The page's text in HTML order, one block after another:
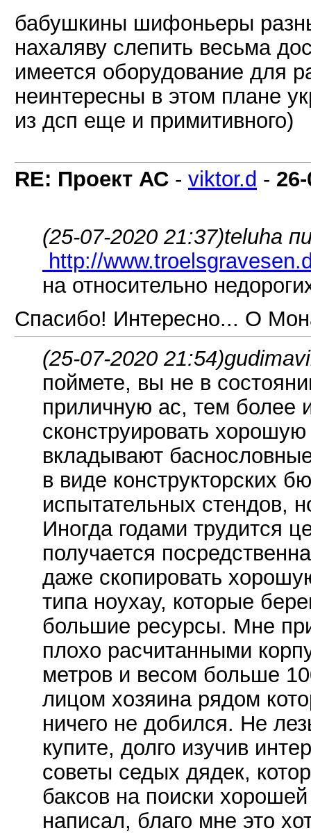
бабушкины шифоньеры
нахаляву слепить весьма
имеется оборудование для
неинтересны в этом плане
из дсп еще и примитивного)
RE: Проект АС - viktor.d -
(25-07-2020 21:37)teluha
http://
на относительно
Спасибо! Интересно... О
(25-07-2020 21:54)
поймете, вы не в
приличную ас, тем более
сконструировать
вкладывают
в виде конструкторских
испытательных стендов,
Иногда годами трудится
получается
даже скопировать
типа ноухау, которые
большие ресурсы. Мне
плохо расчитанными
метров и весом больше
лицом хозяина рядом
ничего не добился. Не
купите, долго изучив
советы седых дядек,
баксов на поиски
написал, благо мне это